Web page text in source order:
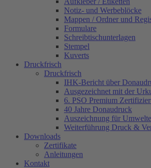
Notiz- und Werbeblöcke
Mappen / Ordner und
Formulare
Schreibtischunterlagen
Stempel
Kuverts
Druckfrisch
Druckfrisch
IHK-Bericht über
Ausgezeichnet mit der
6. PSO Premium
40 Jahre Donaudruck
Auszeichnung für
Weiterführung Druck &
Downloads
Zertifikate
Anleitungen
Kontakt